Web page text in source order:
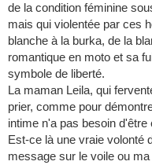
de la condition féminine
mais qui violentée par ces
blanche à la burka, de la
romantique en moto et sa
symbole de liberté.
La maman Leila, qui
prier, comme pour
intime n'a pas besoin
Est-ce là une vraie volonté
message sur le voile ou